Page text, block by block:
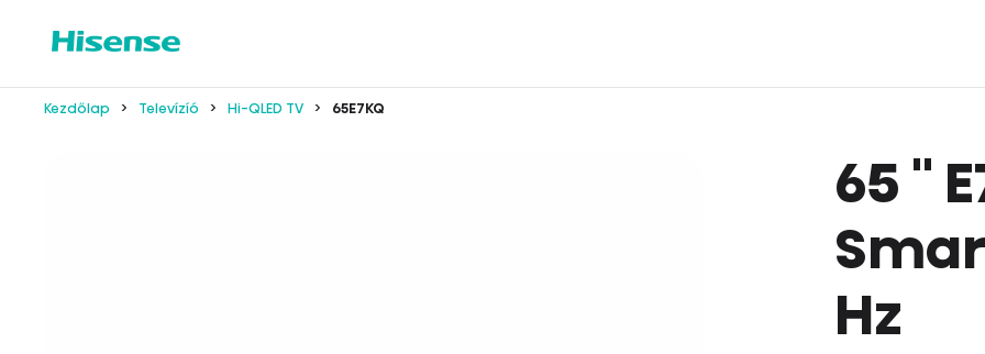
Kezdőlap Televízíó Hi-QLED TV 65E7KQ
65 ''
Hz